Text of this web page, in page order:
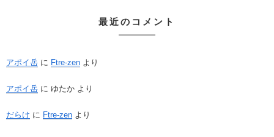
最近のコメント
アポイ岳 に Ftre-zen より
アポイ岳 に ゆたか より
だらけ に Ftre-zen より